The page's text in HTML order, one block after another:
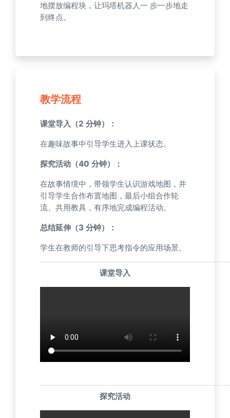
地摆放编程块，让玛塔机器人一 步一步地走
到终点。
教学流程
课堂导入（2 分钟）：
在趣味故事中引导学生进入上课状态。
探究活动（40 分钟）：
在故事情境中，带领学生认识游戏地图，并
引导学生合作布置地图，最后小组合作轮
流、共用教具，有序地完成编程活动。
总结延伸（3 分钟）：
学生在教师的引导下思考指令的应用场景。
课堂导入
探究活动